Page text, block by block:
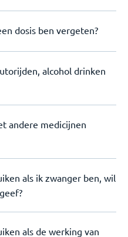
dosis ben vergeten?
alcohol drinken
andere medicijnen
als ik zwanger ben, wil
als de werking van